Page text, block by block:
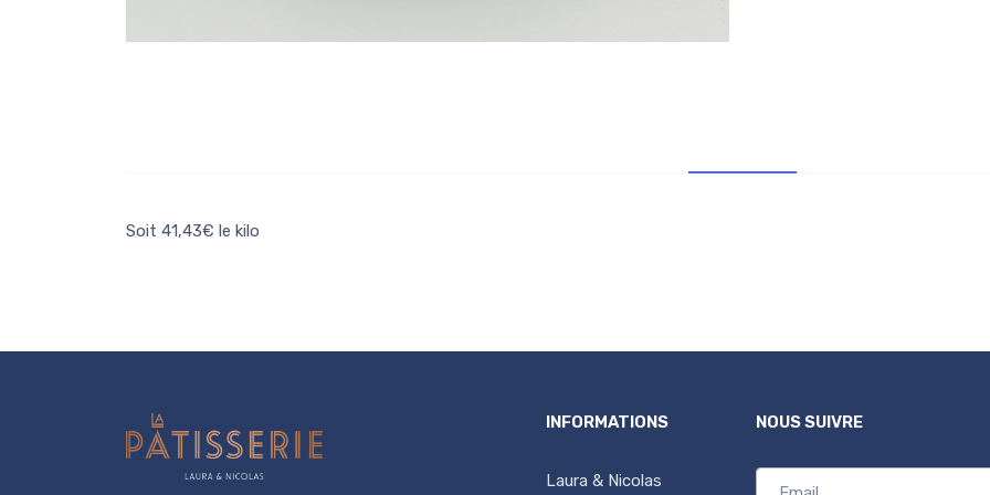
Soit 41,43€ le kilo
INFORMATIONS
Laura & Nicolas
NOUS SUIVRE